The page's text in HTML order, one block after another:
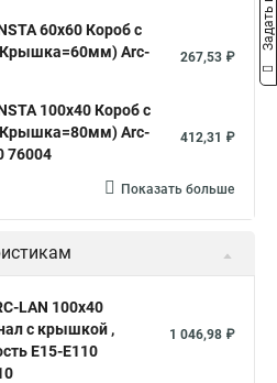
60х60 Короб с
Arc-
267,53 ₽
100x40 Короб с
Arc-
76004
412,31 ₽
Показать больше
LAN 100х40
с крышкой ,
E15-E110
1 046,98 ₽